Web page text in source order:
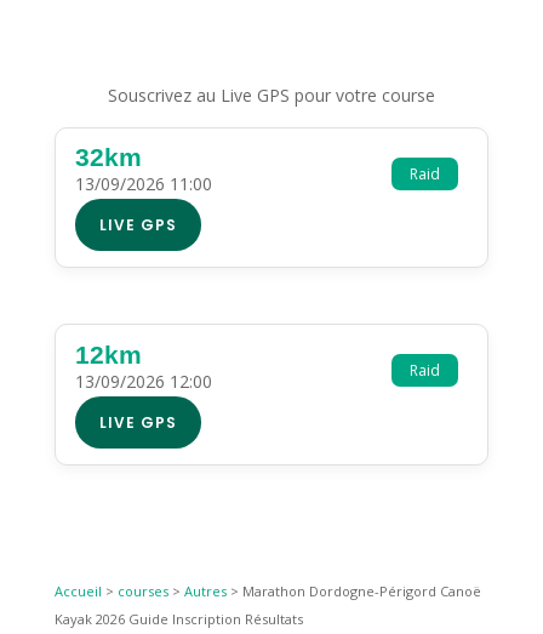
Souscrivez au Live GPS pour votre course
Raid
32km
13/09/2026 11:00
LIVE GPS
Raid
12km
13/09/2026 12:00
LIVE GPS
Accueil > courses> Autres> Marathon Dordogne-Périgord Canoë
Kayak 2026 Guide Inscription Résultats